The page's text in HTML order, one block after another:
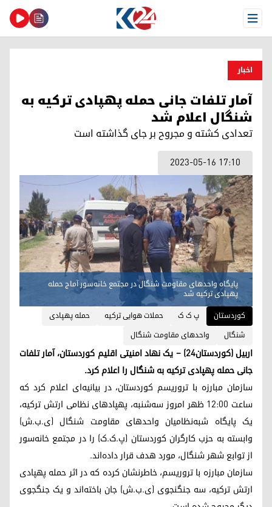
Open Menu
اخبار
آمار تلفات جانی حمله پهپادی ترکیه به
شنگال اعلام شد
تعدادی کشته و مجروح بر جای گذاشته است
2023-05-16 17:10
پایگاه واحدهای مقاومت شنگال در مجتمع خانه‌سور آماج حمله
پهپادی ترکیه شد
کوردستان
پ ک ک حملات هوایی ترکیه
حمله پهپادی
شنگال
واحدهای مقاومت شنگال
اربیل (کوردستان٢٤) – یک نهاد امنیتی اقلیم کوردستان، آمار تلفات
جانی حمله پهپادی ترکیه به شنگال را اعلام کرد.
سازمان مبارزه با تروریسم کوردستان، در بیانیه‌ای اعلام کرد که
ساعت ١٢:٠٠ ظهر امروز سه‌شنبه، پهپادهای نظامی ارتش ترکیه،
یک پایگاه شبه‌نظامیان واحدهای مقاومت شنگال (ی.ب.ش)
وابسته به حزب کارگران کوردستان (پ.ک.ک) را در مجتمع خانه‌سور
از توابع شهر شنگال، مورد هدف قرار داده‌اند.
سازمان مبارزه با تروریسم، خاطرنشان کرده که در اثر حمله پهپادی
ارتش ترکیه، سه جنگنجوی (ی.ب.ش) جان باخته‌اند و یک جنگجوی